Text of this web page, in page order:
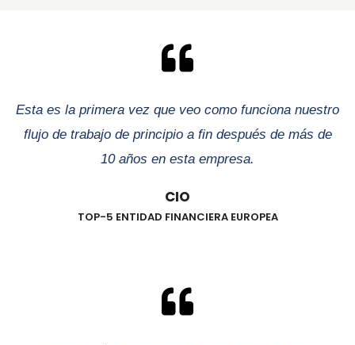
Esta es la primera vez que veo como funciona nuestro
flujo de trabajo de principio a fin después de más de
10 años en esta empresa.
CIO
TOP-5 ENTIDAD FINANCIERA EUROPEA